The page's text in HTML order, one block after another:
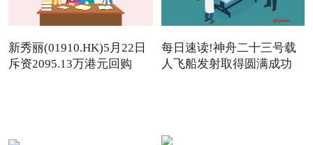
新秀丽(01910.HK)5月22日
斥资2095.13万港元回购
每日速读!神舟二十三号载
人飞船发射取得圆满成功